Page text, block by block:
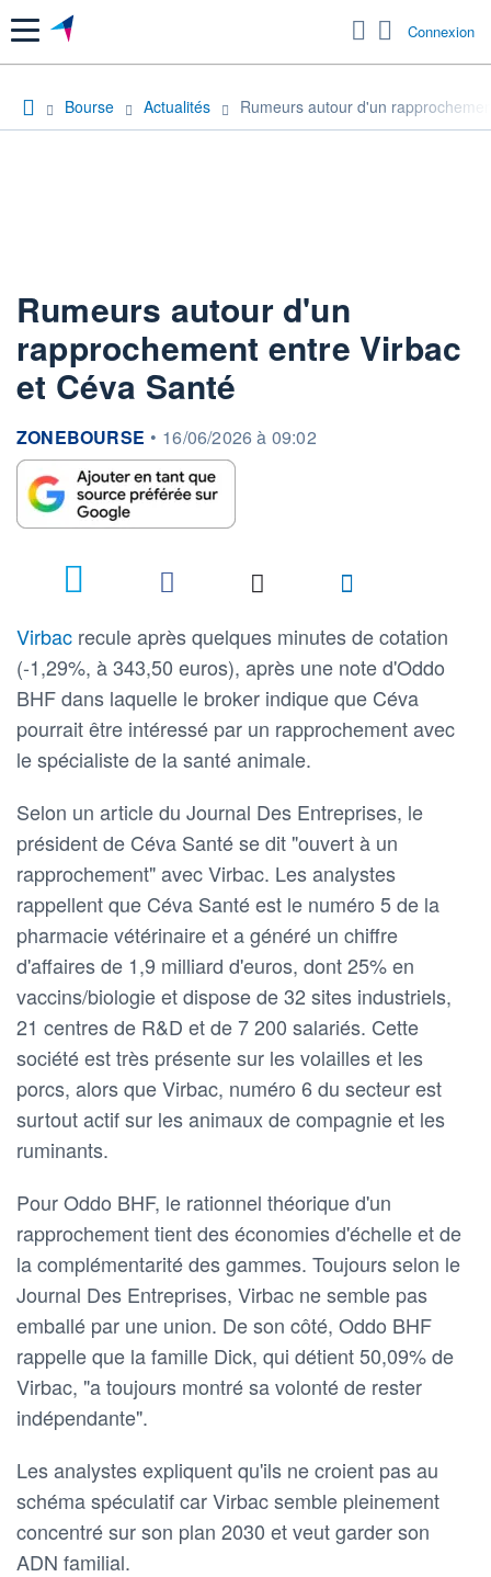
Menu Connexion
Bourse Actualités Rumeurs autour d'un
Rumeurs autour d'un
rapprochement entre Virbac
et Céva Santé
information fournie par
ZONEBOURSE • 16/06/2026 à 09:02
Virbac recule après quelques minutes de cotation
(-1,29%, à 343,50 euros), après une note d'Oddo
BHF dans laquelle le broker indique que Céva
pourrait être intéressé par un rapprochement avec
le spécialiste de la santé animale.
Selon un article du Journal Des Entreprises, le
président de Céva Santé se dit "ouvert à un
rapprochement" avec Virbac. Les analystes
rappellent que Céva Santé est le numéro 5 de la
pharmacie vétérinaire et a généré un chiffre
d'affaires de 1,9 milliard d'euros, dont 25% en
vaccins/biologie et dispose de 32 sites industriels,
21 centres de R&D et de 7 200 salariés. Cette
société est très présente sur les volailles et les
porcs, alors que Virbac, numéro 6 du secteur est
surtout actif sur les animaux de compagnie et les
ruminants.
Pour Oddo BHF, le rationnel théorique d'un
rapprochement tient des économies d'échelle et de
la complémentarité des gammes. Toujours selon le
Journal Des Entreprises, Virbac ne semble pas
emballé par une union. De son côté, Oddo BHF
rappelle que la famille Dick, qui détient 50,09% de
Virbac, "a toujours montré sa volonté de rester
indépendante".
Les analystes expliquent qu'ils ne croient pas au
schéma spéculatif car Virbac semble pleinement
concentré sur son plan 2030 et veut garder son
ADN familial.